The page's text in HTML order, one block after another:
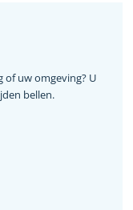
of uw omgeving? U
bellen.